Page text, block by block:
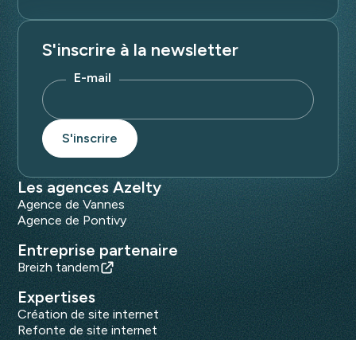
S'inscrire à la newsletter
E-mail
Les agences Azelty
Agence de Vannes
Agence de Pontivy
Entreprise partenaire
Breizh tandem
Expertises
Création de site internet
Refonte de site internet